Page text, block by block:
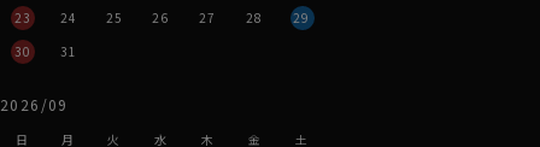
23
24 25 26 27 28
29
30
31
2026/09
日 月 火 水 木 金 土